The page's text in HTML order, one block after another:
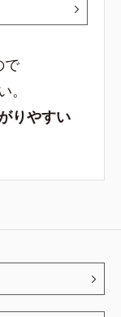
で
りやすい